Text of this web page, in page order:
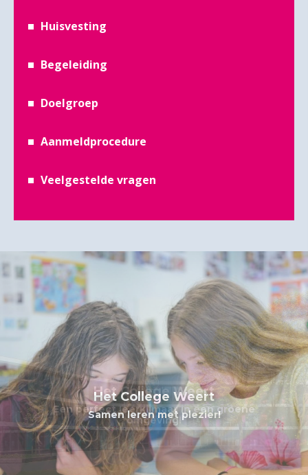
Huisvesting
Begeleiding
Doelgroep
Aanmeldprocedure
Veelgestelde vragen
Het College Weert
Een perfect leerklimaat in een groene
omgeving!
Het College Weert
Samen leren met plezier!